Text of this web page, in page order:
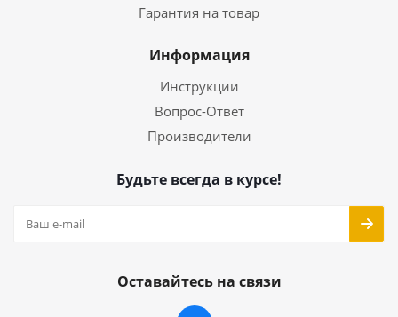
Гарантия на товар
Информация
Инструкции
Вопрос-Ответ
Производители
Будьте всегда в курсе!
Оставайтесь на связи